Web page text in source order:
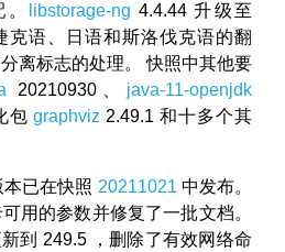
libstorage-ng 4.4.44 升级至
克语、日语和斯洛伐克语的翻
离标志的处理。 快照中其他要
20210930、 java-11-openjdk
包graphviz 2.49.1 和十多个其
本已在快照 20211021 中发布。
用的参数并修复了一批文档。
到 249.5 ，删除了有效网络命